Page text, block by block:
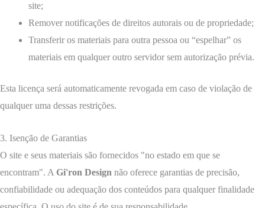
site;
Remover notificações de direitos autorais ou de propriedade;
Transferir os materiais para outra pessoa ou “espelhar” os
materiais em qualquer outro servidor sem autorização prévia.
Esta licença será automaticamente revogada em caso de violação de
qualquer uma dessas restrições.
3. Isenção de Garantias
O site e seus materiais são fornecidos "no estado em que se
encontram". A Gi'ron Design não oferece garantias de precisão,
confiabilidade ou adequação dos conteúdos para qualquer finalidade